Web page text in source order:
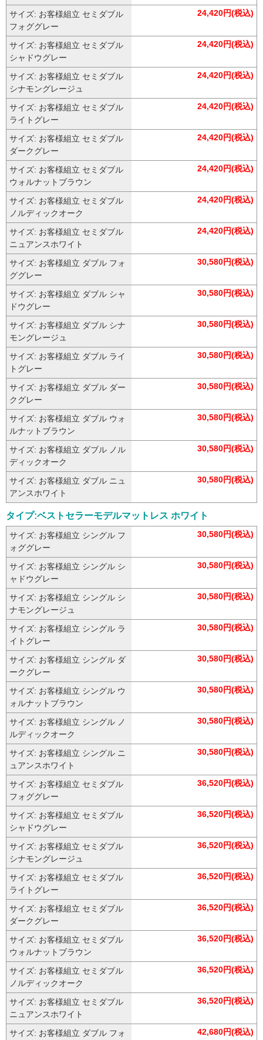
サイズ: お客様組立 セミダブル
フォググレー
24,420円(税込)
サイズ: お客様組立 セミダブル
シャドウグレー
24,420円(税込)
サイズ: お客様組立 セミダブル
シナモングレージュ
24,420円(税込)
サイズ: お客様組立 セミダブル
ライトグレー
24,420円(税込)
サイズ: お客様組立 セミダブル
ダークグレー
24,420円(税込)
サイズ: お客様組立 セミダブル
ウォルナットブラウン
24,420円(税込)
サイズ: お客様組立 セミダブル
ノルディックオーク
24,420円(税込)
サイズ: お客様組立 セミダブル
ニュアンスホワイト
24,420円(税込)
サイズ: お客様組立 ダブル フォ
ググレー
30,580円(税込)
サイズ: お客様組立 ダブル シャ
ドウグレー
30,580円(税込)
サイズ: お客様組立 ダブル シナ
モングレージュ
30,580円(税込)
サイズ: お客様組立 ダブル ライ
トグレー
30,580円(税込)
サイズ: お客様組立 ダブル ダー
クグレー
30,580円(税込)
サイズ: お客様組立 ダブル ウォ
ルナットブラウン
30,580円(税込)
サイズ: お客様組立 ダブル ノル
ディックオーク
30,580円(税込)
サイズ: お客様組立 ダブル ニュ
アンスホワイト
30,580円(税込)
タイプ:ベストセラーモデルマットレス ホワイト
サイズ: お客様組立 シングル フ
ォググレー
30,580円(税込)
サイズ: お客様組立 シングル シ
ャドウグレー
30,580円(税込)
サイズ: お客様組立 シングル シ
ナモングレージュ
30,580円(税込)
サイズ: お客様組立 シングル ラ
イトグレー
30,580円(税込)
サイズ: お客様組立 シングル ダ
ークグレー
30,580円(税込)
サイズ: お客様組立 シングル ウ
ォルナットブラウン
30,580円(税込)
サイズ: お客様組立 シングル ノ
ルディックオーク
30,580円(税込)
サイズ: お客様組立 シングル ニ
ュアンスホワイト
30,580円(税込)
サイズ: お客様組立 セミダブル
フォググレー
36,520円(税込)
サイズ: お客様組立 セミダブル
シャドウグレー
36,520円(税込)
サイズ: お客様組立 セミダブル
シナモングレージュ
36,520円(税込)
サイズ: お客様組立 セミダブル
ライトグレー
36,520円(税込)
サイズ: お客様組立 セミダブル
ダークグレー
36,520円(税込)
サイズ: お客様組立 セミダブル
ウォルナットブラウン
36,520円(税込)
サイズ: お客様組立 セミダブル
ノルディックオーク
36,520円(税込)
サイズ: お客様組立 セミダブル
ニュアンスホワイト
36,520円(税込)
サイズ: お客様組立 ダブル フォ
42,680円(税込)